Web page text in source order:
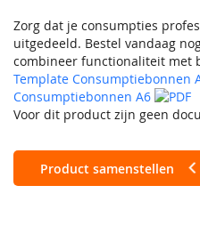
Zorg dat je consumpties
uitgedeeld. Bestel vandaag
combineer functionaliteit met
Template Consumptiebonnen
Consumptiebonnen A6
Voor dit product zijn geen
Product samenstellen